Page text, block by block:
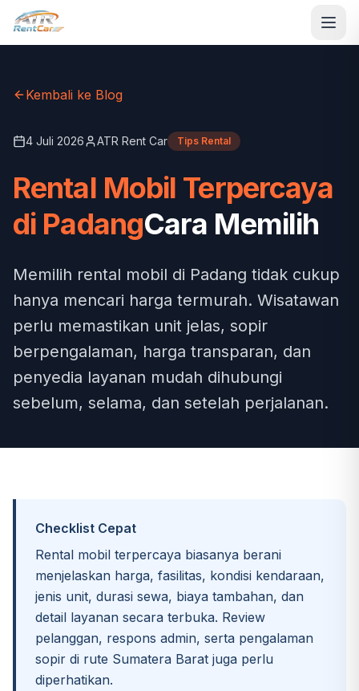
Kembali ke Blog
4 Juli 2026 ATR Rent Car Tips Rental
Rental Mobil Terpercaya
di PadangCara Memilih
Memilih rental mobil di Padang tidak cukup
hanya mencari harga termurah. Wisatawan
perlu memastikan unit jelas, sopir
berpengalaman, harga transparan, dan
penyedia layanan mudah dihubungi
sebelum, selama, dan setelah perjalanan.
Checklist Cepat
Rental mobil terpercaya biasanya berani
menjelaskan harga, fasilitas, kondisi kendaraan,
jenis unit, durasi sewa, biaya tambahan, dan
detail layanan secara terbuka. Review
pelanggan, respons admin, serta pengalaman
sopir di rute Sumatera Barat juga perlu
diperhatikan.